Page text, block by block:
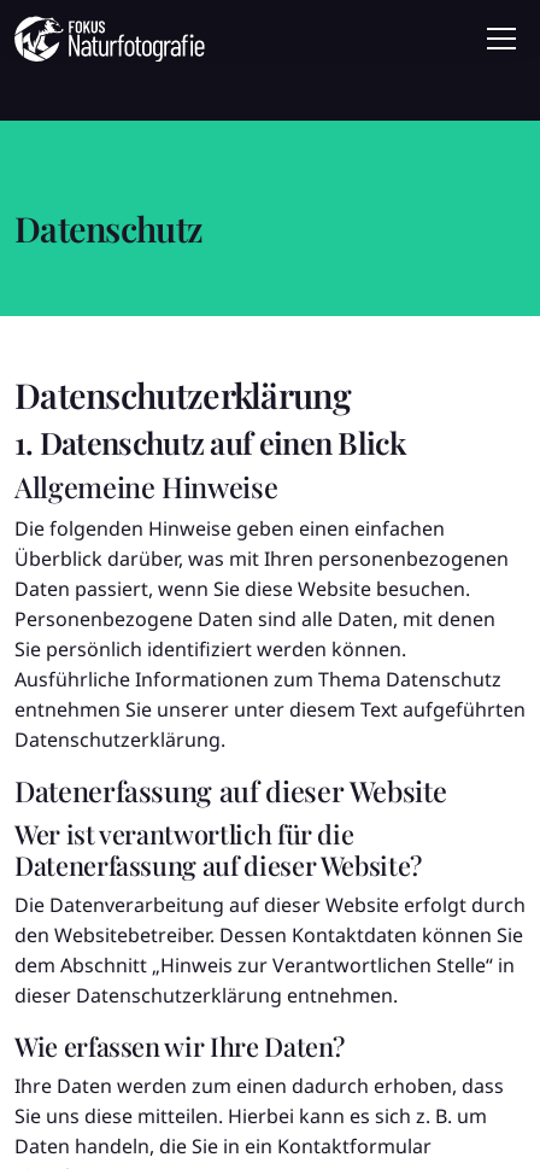
Datenschutz
Datenschutz­erklärung
1. Datenschutz auf einen Blick
Allgemeine Hinweise
Die folgenden Hinweise geben einen einfachen
Überblick darüber, was mit Ihren personenbezogenen
Daten passiert, wenn Sie diese Website besuchen.
Personenbezogene Daten sind alle Daten, mit denen
Sie persönlich identifiziert werden können.
Ausführliche Informationen zum Thema Datenschutz
entnehmen Sie unserer unter diesem Text aufgeführten
Datenschutzerklärung.
Datenerfassung auf dieser Website
Wer ist verantwortlich für die
Datenerfassung auf dieser Website?
Die Datenverarbeitung auf dieser Website erfolgt durch
den Websitebetreiber. Dessen Kontaktdaten können Sie
dem Abschnitt „Hinweis zur Verantwortlichen Stelle“ in
dieser Datenschutzerklärung entnehmen.
Wie erfassen wir Ihre Daten?
Ihre Daten werden zum einen dadurch erhoben, dass
Sie uns diese mitteilen. Hierbei kann es sich z. B. um
Daten handeln, die Sie in ein Kontaktformular